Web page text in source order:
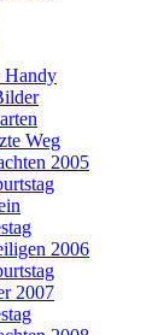
Handy
Weg
2005
2006
2007